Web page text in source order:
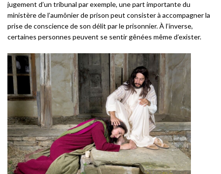
jugement d’un tribunal par exemple, une part importante du
ministère de l’aumônier de prison peut consister à accompagner la
prise de conscience de son délit par le prisonnier. À l’inverse,
certaines personnes peuvent se sentir gênées même d’exister.